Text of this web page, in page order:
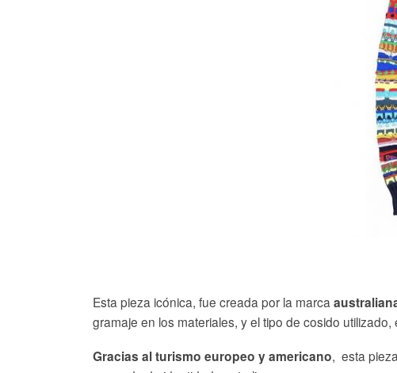
Esta pieza icónica, fue creada por la marca
gramaje en los materiales, y el tipo de cosido
Gracias al turismo europeo y americano, esta